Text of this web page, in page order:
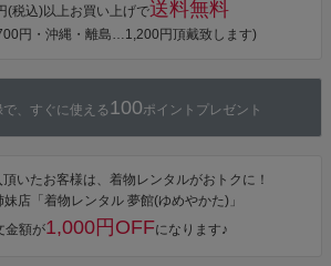
(税込)以上お買い上げで送料無料
円・沖縄・離島…1,200円頂戴致します)
、すぐに使える 100ポイントプレゼント
いたお客様は、着物レンタルがおトクに！
妹店「着物レンタル 夢館(ゆめやかた)」
金額が1,000円OFFになります♪